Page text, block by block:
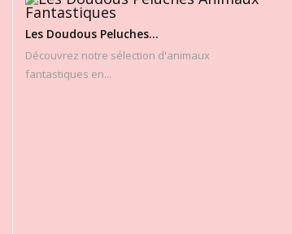
Les Doudous Peluches...
Découvrez notre sélection d'animaux
fantastiques en...